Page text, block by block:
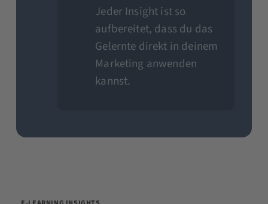
Jeder Insight ist so
aufbereitet, dass du das
Gelernte direkt in deinem
Marketing anwenden
kannst.